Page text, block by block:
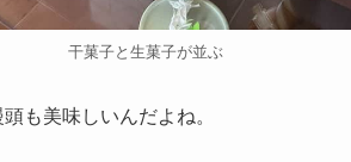
干菓子と生菓子が並ぶ
も美味しいんだよね。